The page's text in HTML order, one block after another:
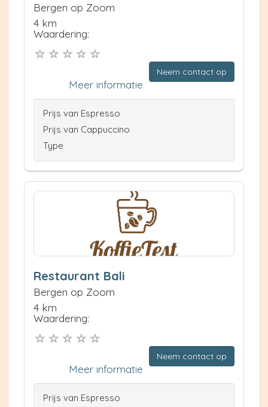
Bergen op Zoom
4 km
Waardering:
Neem contact op
Meer informatie
Prijs van Espresso
Prijs van Cappuccino
Type
Restaurant Bali
Bergen op Zoom
4 km
Waardering:
Neem contact op
Meer informatie
Prijs van Espresso